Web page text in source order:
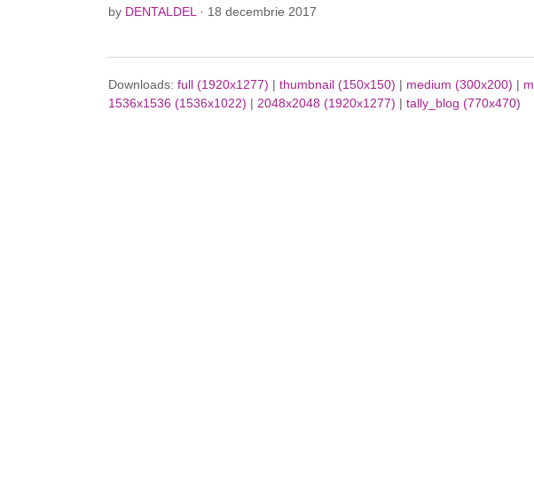
by DENTALDEL · 18 decembrie 2017
Downloads: full (1920x1277) | thumbnail (150x150) | medium (300x200) |
1536x1536 (1536x1022) | 2048x2048 (1920x1277) | tally_blog (770x470)